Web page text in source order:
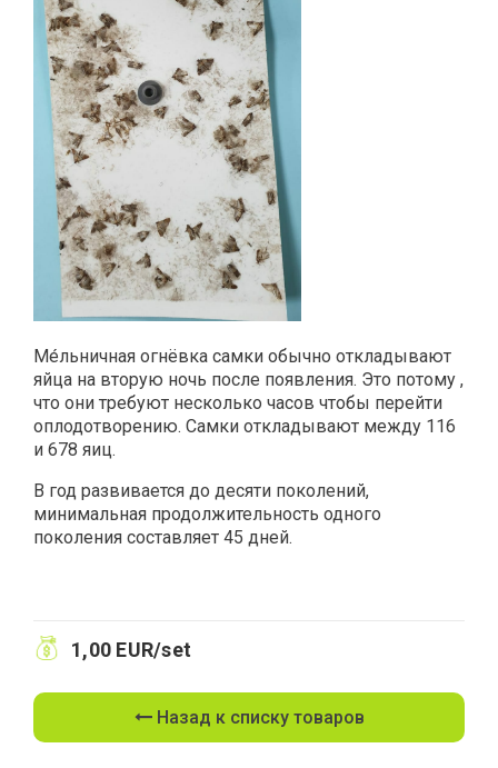
Ме́льничная огнёвка самки обычно откладывают
яйца на вторую ночь после появления. Это потому ,
что они требуют несколько часов чтобы перейти
оплодотворению. Самки откладывают между 116
и 678 яиц.
В год развивается до десяти поколений,
минимальная продолжительность одного
поколения составляет 45 дней.
1,00 EUR/set
Назад к списку товаров